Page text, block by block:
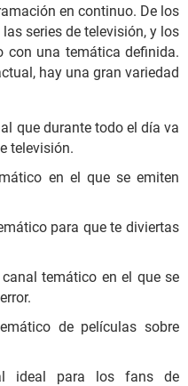
en continuo. De los
series de televisión, y los
con una temática definida.
hay una gran variedad
que durante todo el día va
televisión.
en el que se emiten
para que te diviertas
temático en el que se
de películas sobre
ideal para los fans de